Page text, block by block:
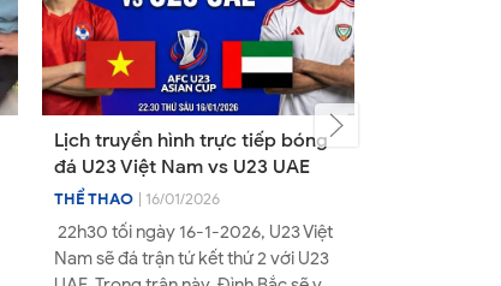
Lịch truyền hình trực tiếp bóng
đá U23 Việt Nam vs U23 UAE
THỂ THAO | 16/01/2026
22h30 tối ngày 16-1-2026, U23 Việt
Nam sẽ đá trận tứ kết thứ 2 với U23